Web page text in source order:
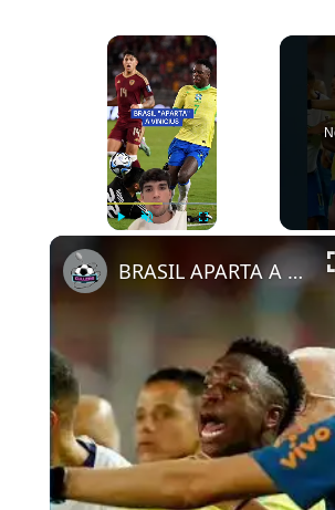
×
BRASIL APARTA A VINICIUS